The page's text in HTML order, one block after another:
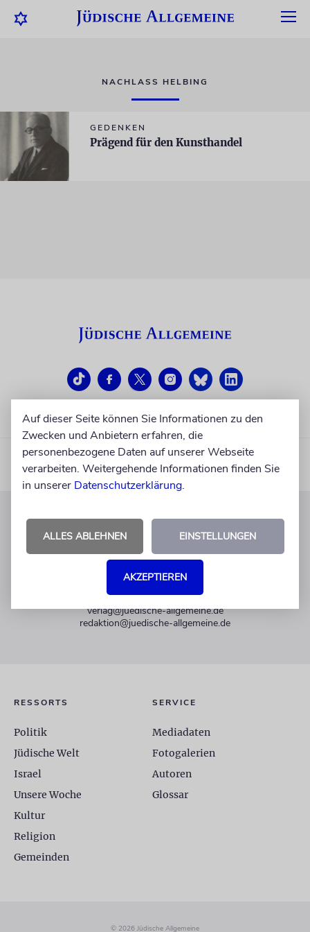
NACHLASS HELBING
GEDENKEN
Prägend für den Kunsthandel
KUNDENSERVICE
+49 30 275833 0
Mo-Do 9-17 Uhr
verlag@juedische-allgemeine.de
redaktion@juedische-allgemeine.de
RESSORTS
Politik
Jüdische Welt
Israel
Unsere Woche
Kultur
Religion
Gemeinden
SERVICE
Mediadaten
Fotogalerien
Autoren
Glossar
© 2026 Jüdische Allgemeine
Auf dieser Seite können Sie Informationen zu den
Zwecken und Anbietern erfahren, die
personenbezogene Daten auf unserer Webseite
verarbeiten. Weitergehende Informationen finden Sie
in unserer Datenschutzerklärung.
ALLES ABLEHNEN EINSTELLUNGEN
AKZEPTIEREN